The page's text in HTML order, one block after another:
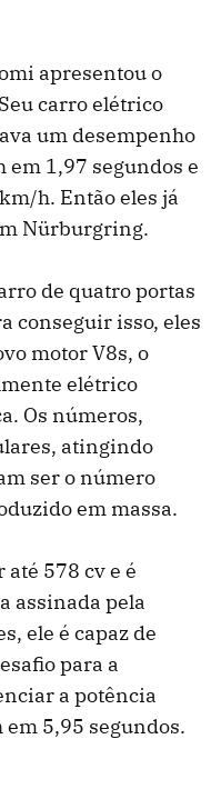
apresentou o
carro elétrico
um desempenho
em 1,97 segundos e
h. Então eles já
Nürburgring.
de quatro portas
conseguir isso, eles
motor V8s, o
elétrico
Os números,
atingindo
ser o número
em massa.
578 cv e é
assinada pela
ele é capaz de
para a
a potência
5,95 segundos.